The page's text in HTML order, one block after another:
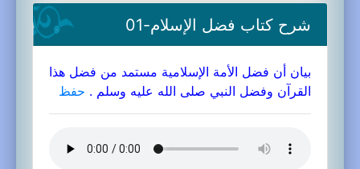
شرح كتاب فضل الإسلام-01
بيان أن فضل الأمة الإسلامية مستمد من فضل هذا
القرآن وفضل النبي صلى الله عليه وسلم . حفظ